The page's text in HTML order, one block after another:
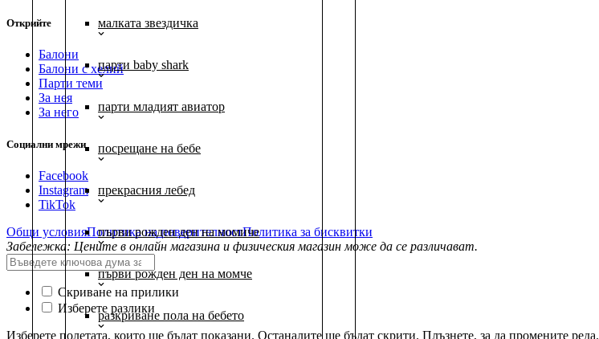
малката звездичка
парти baby shark
парти младият авиатор
посрещане на бебе
прекрасния лебед
първи рожден ден на момиче
първи рожден ден на момче
разкриване пола на бебето
Открийте
Балони
Балони c хелий
Парти теми
За нея
За него
Социални мрежи
Facebook
Instagram
TikTok
Общи условияПолитика на поверителностПолитика за бисквитки
Забележка: Цените в онлайн магазина и физическия магазин може да се различават.
Скриване на прилики
Изберете разлики
Изберете полетата, които ще бъдат показани. Останалите ще бъдат скрити. Плъзнете, за да промените реда.